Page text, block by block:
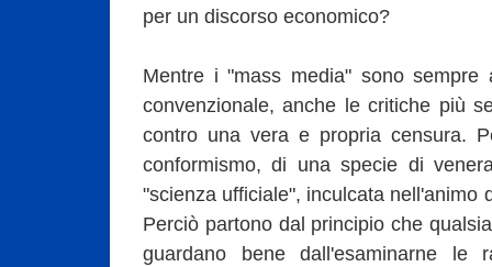
per un discorso economico?
Mentre i "mass media" sono sempre
convenzionale, anche le critiche più
contro una vera e propria censura.
conformismo, di una specie di
"scienza ufficiale", inculcata nell'animo
Perciò partono dal principio che
guardano bene dall'esaminarne le